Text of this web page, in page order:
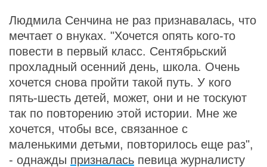
Людмила Сенчина не раз признавалась, что
мечтает о внуках. "Хочется опять кого-то
повести в первый класс. Сентябрьский
прохладный осенний день, школа. Очень
хочется снова пройти такой путь. У кого
пять-шесть детей, может, они и не тоскуют
так по повторению этой истории. Мне же
хочется, чтобы все, связанное с
маленькими детьми, повторилось еще раз",
- однажды призналась певица журналисту